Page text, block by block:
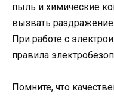
пыль и химические
вызвать
При работе с
правила
Помните, что